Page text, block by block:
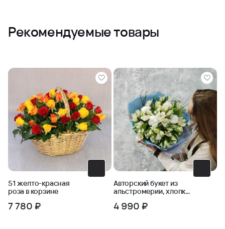
Рекомендуемые товары
51 желто-красная
роза в корзине
7 780 ₽
Авторский букет из
альстромерии, хлопка
4 990 ₽